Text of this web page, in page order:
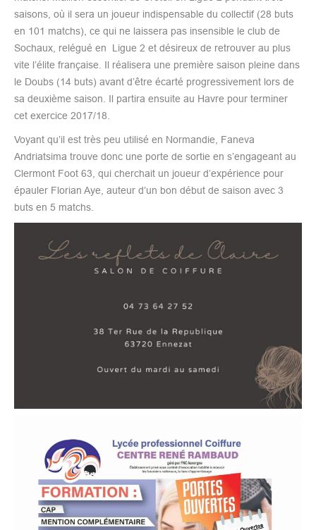
saisons, où il sera un joueur indispensable du collectif (28 buts
en 101 matchs), ce qui ne laissera pas insensible le club de
Sochaux, relégué en Ligue 2 et désireux de retrouver au plus
vite l’élite française. Il réalisera une première saison pleine dans
le Doubs (14 buts) avant d’être écarté progressivement lors de
sa deuxième saison. Il partira ensuite au Havre pour terminer
cet exercice 2017/18.
Voyant qu’il est très peu utilisé en Normandie, Faneva
Andriatsima trouve donc une porte de sortie en s’engageant au
Clermont Foot 63, qui cherchait un joueur d’expérience pour
épauler Florian Aye, auteur d’un bon début de saison avec 3
buts en 5 matchs.